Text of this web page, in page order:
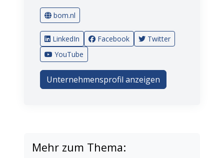
bom.nl
LinkedIn Facebook
Twitter
YouTube
Unternehmensprofil anzeigen
Mehr zum Thema: